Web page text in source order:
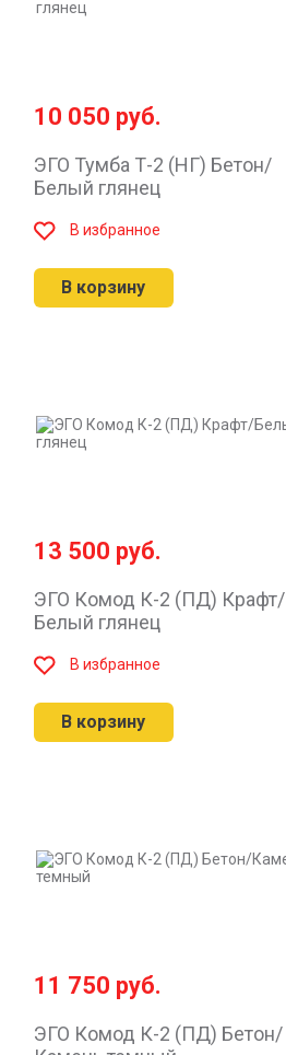
10 050 руб.
ЭГО Тумба Т-2 (НГ) Бетон/
Белый глянец
В избранное
В корзину
13 500 руб.
ЭГО Комод К-2 (ПД) Крафт/
Белый глянец
В избранное
В корзину
11 750 руб.
ЭГО Комод К-2 (ПД) Бетон/